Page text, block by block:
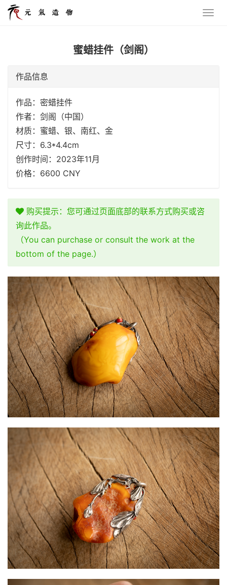
蜜蜡挂件（剑阁）
作品信息
作品：密蜡挂件
作者：剑阁（中国）
材质：蜜蜡、银、南红、金
尺寸：6.3*4.4cm
创作时间：2023年11月
价格：6600 CNY
购买提示：您可通过页面底部的联系方式购买或咨
询此作品。
（You can purchase or consult the work at the
bottom of the page.）